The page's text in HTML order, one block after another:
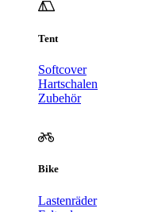
Tent
Softcover
Hartschalen
Zubehör
Bike
Lastenräder